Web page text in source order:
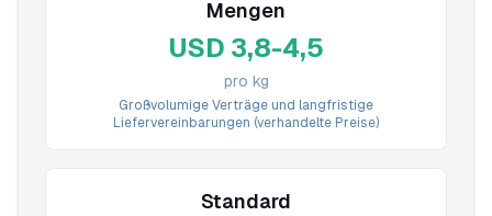
Mengen
USD 3,8-4,5
pro kg
Großvolumige Verträge und langfristige
Liefervereinbarungen (verhandelte Preise)
Standard